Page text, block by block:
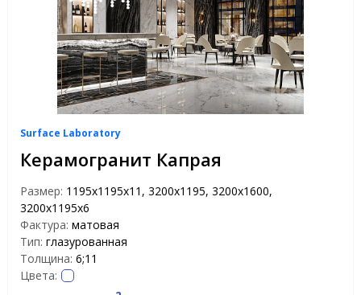
Surface Laboratory
Керамогранит Капрая
Размер: 1195х1195х11, 3200x1195, 3200x1600,
3200х1195х6
Фактура: матовая
Тип: глазурованная
Толщина: 6;11
Цвета: